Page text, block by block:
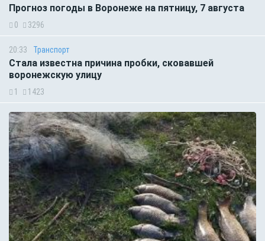
Прогноз погоды в Воронеже на пятницу, 7 августа
0 3296
20:33 Транспорт
Стала известна причина пробки, сковавшей
воронежскую улицу
1 1423